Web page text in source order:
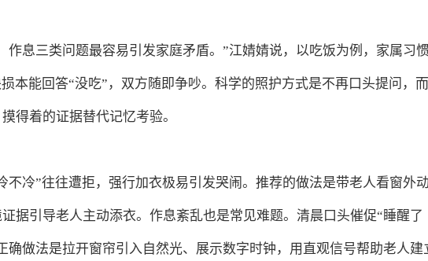
作息三类问题最容易引发家庭矛盾。”江婧婧说，以吃饭为例，家属习
本能回答“没吃”，双方随即争吵。科学的照护方式是不再口头提问，而
得着的证据替代记忆考验。
不冷”往往遭拒，强行加衣极易引发哭闹。推荐的做法是带老人看窗外动
据引导老人主动添衣。作息紊乱也是常见难题。清晨口头催促“睡醒了
确做法是拉开窗帘引入自然光、展示数字时钟，用直观信号帮助老人建